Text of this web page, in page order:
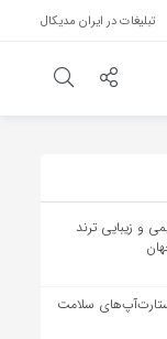
تبلیغات در ایران مدیکال
و زیبایی ترند
سلامت